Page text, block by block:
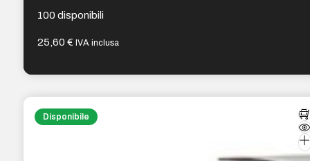
100 disponibili
25,60€ IVA inclusa
Disponibile